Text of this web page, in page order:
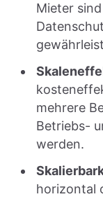
Mieter
mehrere
Betriebs-
werden.
horizontal